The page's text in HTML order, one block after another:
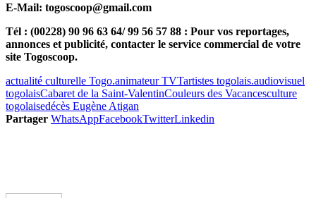
E-Mail: togoscoop@gmail.com
Tél : (00228) 90 96 63 64/ 99 56 57 88 : Pour vos reportages,
annonces et publicité, contacter le service commercial de votre
site Togoscoop.
actualité culturelle Togo.animateur TVTartistes togolais.audiovisuel
togolaisCabaret de la Saint-ValentinCouleurs des Vacancesculture
togolaisedécès Eugène Atigan
Partager WhatsAppFacebookTwitterLinkedin